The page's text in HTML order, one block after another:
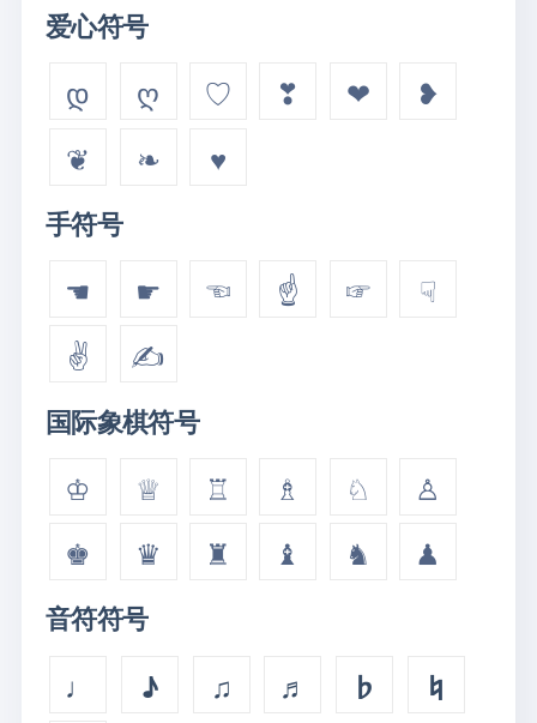
爱心符号
დ ღ ♡ ❣ ❤
❥
❦
❧ ♥
手符号
☚ ☛ ☜ ☝ ☞
☟
✌
✍
国际象棋符号
♔ ♕ ♖ ♗ ♘
♙
♚
♛ ♜ ♝ ♞ ♟
音符符号
♩ ♪ ♫ ♬ ♭
♮